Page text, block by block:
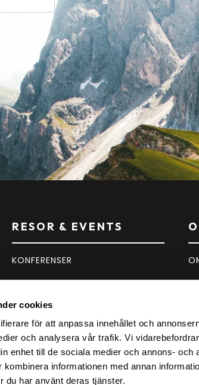
cookies
för att anpassa innehållet och
och analysera vår trafik. Vi
enhet till de sociala medier och annons-
informationen med annan
du har använt deras tjänster.
RESOR & EVENTS
KONFERENSER
INSPIRATION